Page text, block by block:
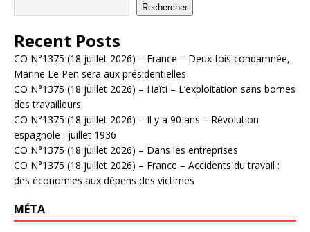
Rechercher
Recent Posts
CO N°1375 (18 juillet 2026) – France – Deux fois condamnée,
Marine Le Pen sera aux présidentielles
CO N°1375 (18 juillet 2026) – Haïti – L’exploitation sans bornes
des travailleurs
CO N°1375 (18 juillet 2026) – Il y a 90 ans – Révolution
espagnole : juillet 1936
CO N°1375 (18 juillet 2026) – Dans les entreprises
CO N°1375 (18 juillet 2026) – France – Accidents du travail :
des économies aux dépens des victimes
MÉTA